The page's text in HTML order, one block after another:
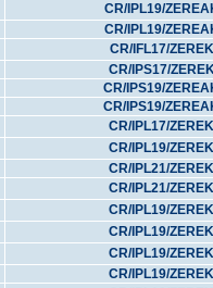
CR/IPL19/
CR/IPL19/
CR/IFL17/
CR/IPS17/
CR/IPS19/
CR/IPS19/
CR/IPL17/
CR/IPL19/
CR/IPL21/
CR/IPL21/
CR/IPL19/
CR/IPL19/
CR/IPL19/
CR/IPL19/